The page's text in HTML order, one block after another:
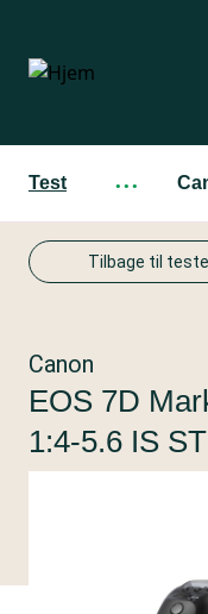
hovedindhold
Test ···
Tilbage til
Canon
EOS 7D
1:4-5.6 IS